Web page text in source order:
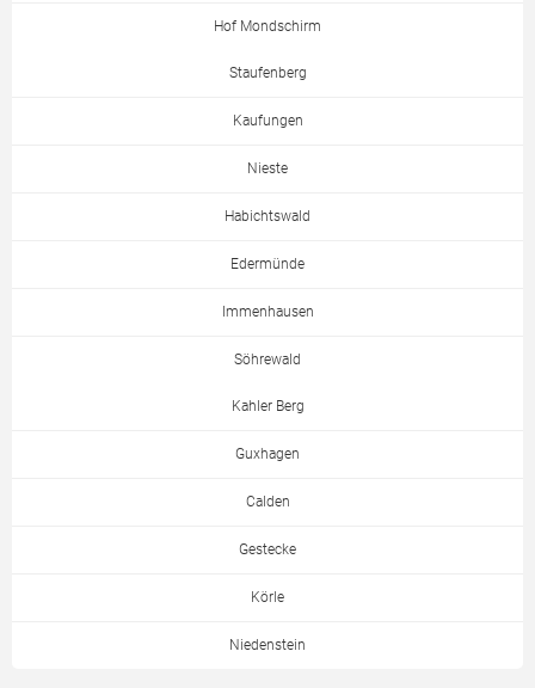
Hof Mondschirm
Staufenberg
Kaufungen
Nieste
Habichtswald
Edermünde
Immenhausen
Söhrewald
Kahler Berg
Guxhagen
Calden
Gestecke
Körle
Niedenstein